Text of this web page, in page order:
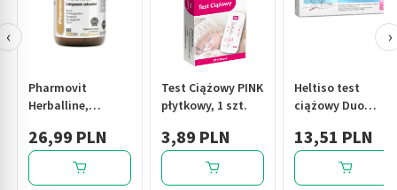
Pharmovit
Herballine,
aktywność
seksualna,
kapsułki, 60 szt.
26,99 PLN
Test Ciążowy PINK
płytkowy, 1 szt.
3,89 PLN
Heltiso test
ciążowy Duo
13,51 PLN
‹ ›